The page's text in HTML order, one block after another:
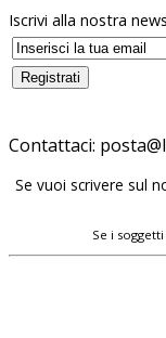
Iscrivi alla nostra
Contattaci:
Se vuoi scrivere sul
Se i